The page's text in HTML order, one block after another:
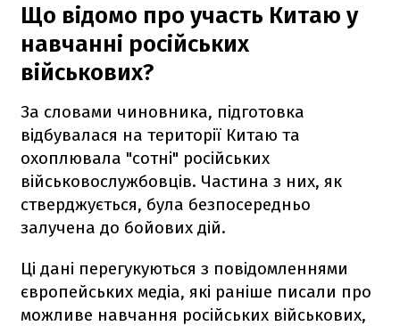
Що відомо про участь Китаю у
навчанні російських
військових?
За словами чиновника, підготовка
відбувалася на території Китаю та
охоплювала "сотні" російських
військовослужбовців. Частина з них, як
стверджується, була безпосередньо
залучена до бойових дій.
Ці дані перегукуються з повідомленнями
європейських медіа, які раніше писали про
можливе навчання російських військових,